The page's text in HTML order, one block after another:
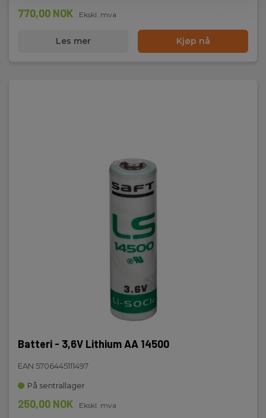
770,00 NOK Ekskl. mva
Les mer Kjøp nå
Batteri - 3,6V Lithium AA 14500
EAN 5706445111497
På sentrallager
250,00 NOK Ekskl. mva